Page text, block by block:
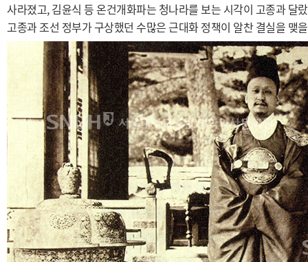
사라졌고, 김윤식 등 온건개화파는 청나라를 보는 시각이 고종과 달
고종과 조선 정부가 구상했던 수많은 근대화 정책이 알찬 결실을 맺